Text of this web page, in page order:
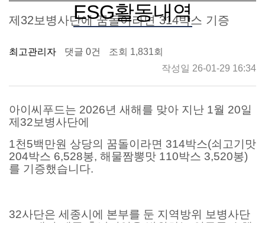
ESG활동내역
제32보병사단에 꿈돌이라면 314박스 기증
최고관리자 댓글 0건
조회 1,831회
작성일 26-01-29 16:34
아이씨푸드는 2026년 새해를 맞아 지난 1월 20일
제 32보병사단에
1천 5백만원 상당의 꿈돌이라면 314박스(쇠고기맛
204박스 6,528봉, 해물짬뽕맛 110박스 3,520봉)
를 기증했습니다.
32사단은 세종시에 본부를 둔 지역방위 보병사단
으로 대전
세종
충남지역을 방위하는 임무를 수행